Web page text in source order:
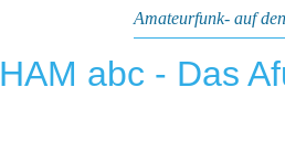
Amateurfunk- auf
HAM abc - Das